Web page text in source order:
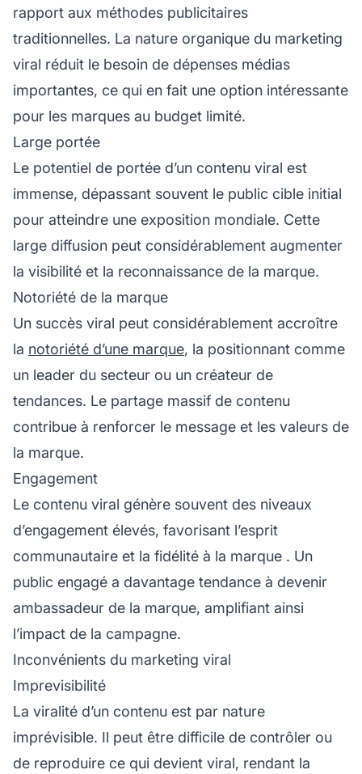
rapport aux méthodes publicitaires
traditionnelles. La nature organique du marketing
viral réduit le besoin de dépenses médias
importantes, ce qui en fait une option intéressante
pour les marques au budget limité.
Large portée
Le potentiel de portée d’un contenu viral est
immense, dépassant souvent le public cible initial
pour atteindre une exposition mondiale. Cette
large diffusion peut considérablement augmenter
la visibilité et la reconnaissance de la marque.
Notoriété de la marque
Un succès viral peut considérablement accroître
la notoriété d’une marque, la positionnant comme
un leader du secteur ou un créateur de
tendances. Le partage massif de contenu
contribue à renforcer le message et les valeurs de
la marque.
Engagement
Le contenu viral génère souvent des niveaux
d’engagement élevés, favorisant l’esprit
communautaire et la fidélité à la marque . Un
public engagé a davantage tendance à devenir
ambassadeur de la marque, amplifiant ainsi
l’impact de la campagne.
Inconvénients du marketing viral
Imprevisibilité
La viralité d’un contenu est par nature
imprévisible. Il peut être difficile de contrôler ou
de reproduire ce qui devient viral, rendant la